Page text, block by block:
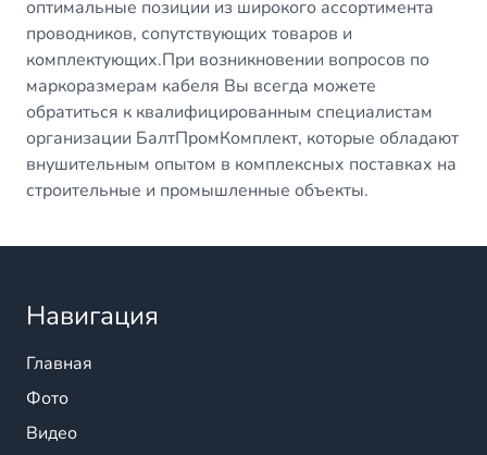
оптимальные позиции из широкого ассортимента
проводников, сопутствующих товаров и
комплектующих.При возникновении вопросов по
маркоразмерам кабеля Вы всегда можете
обратиться к квалифицированным специалистам
организации БалтПромКомплект, которые обладают
внушительным опытом в комплексных поставках на
строительные и промышленные объекты.
Навигация
Главная
Фото
Видео